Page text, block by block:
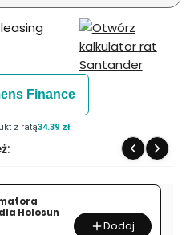
Finance
z ratą34.39 zł
Holosun
Dodaj